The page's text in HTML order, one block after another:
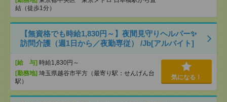
結（徒歩1分）
【無資格でも時給1,830円～】夜間見守りヘルパー✨
訪問介護（週1日から／夜勤専従） /Jb[アルバイト]
[給 与] 時給1,830円～
[勤務地] 埼玉県越谷市平方（最寄り駅：せんげん台
駅）
気になる！